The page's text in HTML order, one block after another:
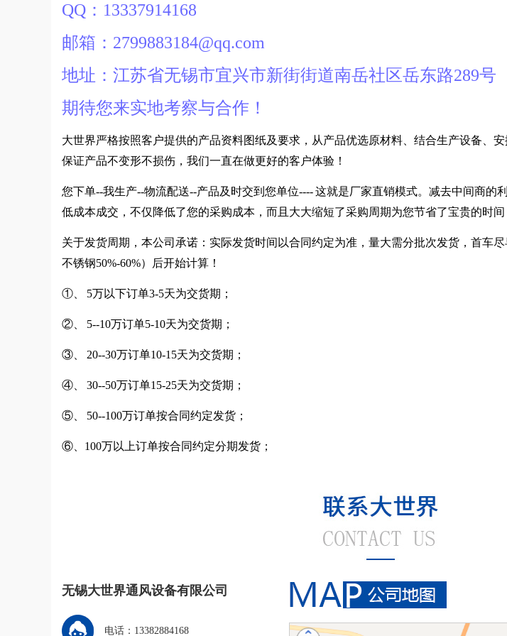
QQ：13337914168
邮箱：2799883184@qq.com
地址：江苏省无锡市宜兴市新街街道南岳社区岳东路289号
期待您来实地考察与合作！
大世界严格按照客户提供的产品资料图纸及要求，从产品优选原材料、结合生产设备、
保证产品不变形不损伤，我们一直在做更好的客户体验！
您下单--我生产--物流配送--产品及时交到您单位---- 这就是厂家直销模式。减去中间商的
低成本成交，不仅降低了您的采购成本，而且大大缩短了采购周期为您节省了宝贵的时间
关于发货周期，本公司承诺：实际发货时间以合同约定为准，量大需分批次发货，首车尽
不锈钢50%-60%）后开始计算！
①、 5万以下订单3-5天为交货期；
②、 5--10万订单5-10天为交货期；
③、 20--30万订单10-15天为交货期；
④、 30--50万订单15-25天为交货期；
⑤、 50--100万订单按合同约定发货；
⑥、100万以上订单按合同约定分期发货；
无锡大世界通风设备有限公司
电话：13382884168